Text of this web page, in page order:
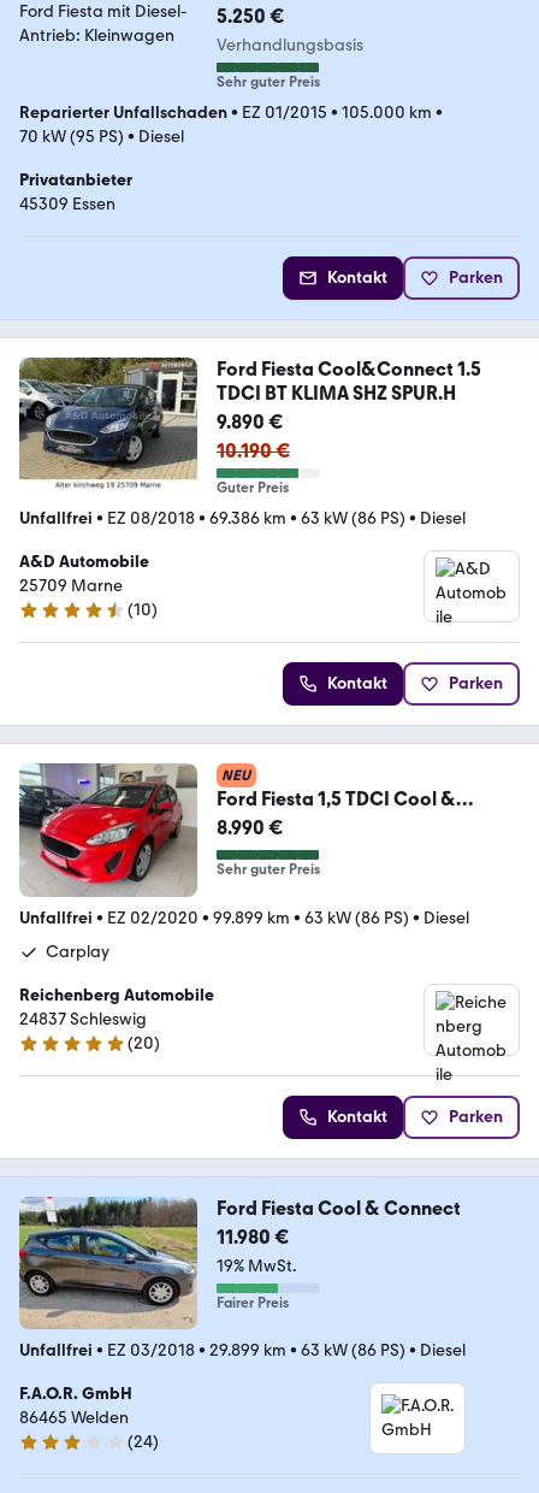
5.250 €
Verhandlungsbasis
Sehr guter Preis
Reparierter Unfallschaden• EZ 01/2015 • 105.000 km •
70 kW (95 PS) • Diesel
Privatanbieter
45309 Essen
Kontakt Parken
Ford Fiesta Cool&Connect 1.5
TDCI BT KLIMA SHZ SPUR.H
9.890 €
10.190 €
Guter Preis
Unfallfrei • EZ 08/2018• 69.386 km • 63 kW (86 PS) • Diesel
A&D Automobile
25709 Marne
4.4 Sterne
(10)
Kontakt Parken
NEU
Ford Fiesta 1,5 TDCI Cool &
Connect
8.990 €
Sehr guter Preis
Unfallfrei • EZ 02/2020 • 99.899 km • 63 kW (86 PS) • Diesel
Carplay
Reichenberg Automobile
24837 Schleswig
4.9 Sterne
(20)
Kontakt Parken
Ford Fiesta Cool & Connect
11.980 €
19% MwSt.
Fairer Preis
Unfallfrei • EZ 03/2018• 29.899 km • 63 kW (86 PS) • Diesel
F.A.O.R. GmbH
86465 Welden
3 Sterne
(24)